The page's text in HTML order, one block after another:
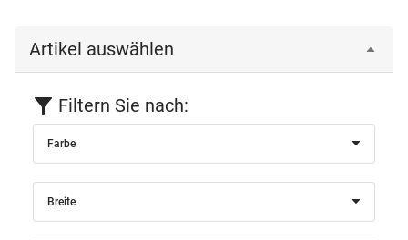
Artikel auswählen
Filtern Sie nach:
Farbe
Breite